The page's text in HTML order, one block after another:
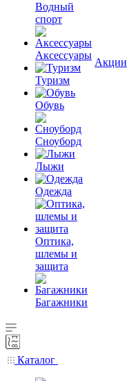
Водный
спорт
Аксессуары
Туризм
Обувь
Сноуборд
Лыжи
Одежда
Оптика,
шлемы и
защита
Багажники
Акции
Каталог